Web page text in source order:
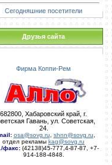
Сегодняшние посетители
Друзья сайта
Фирма Коппи-Рем
682800, Хабаровский край, г.
Гавань, ул. Советская,
24.
: osa@sovg.ru shnn@sovg.ru
отдел рекламы kag@sovg.ru
факс:(42138)45-777,4-87-87, +7-
914-188-4848.